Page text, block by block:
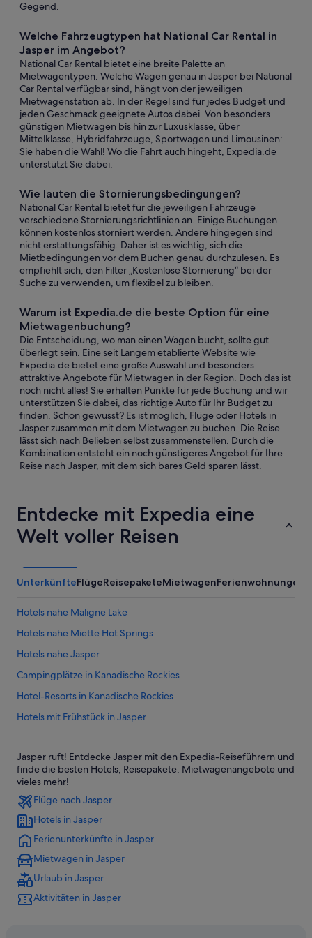
Gegend.
Welche Fahrzeugtypen hat National Car Rental in
Jasper im Angebot?
National Car Rental bietet eine breite Palette an
Mietwagentypen. Welche Wagen genau in Jasper bei National
Car Rental verfügbar sind, hängt von der jeweiligen
Mietwagenstation ab. In der Regel sind für jedes Budget und
jeden Geschmack geeignete Autos dabei. Von besonders
günstigen Mietwagen bis hin zur Luxusklasse, über
Mittelklasse, Hybridfahrzeuge, Sportwagen und Limousinen:
Sie haben die Wahl! Wo die Fahrt auch hingeht, Expedia.de
unterstützt Sie dabei.
Wie lauten die Stornierungsbedingungen?
National Car Rental bietet für die jeweiligen Fahrzeuge
verschiedene Stornierungsrichtlinien an. Einige Buchungen
können kostenlos storniert werden. Andere hingegen sind
nicht erstattungsfähig. Daher ist es wichtig, sich die
Mietbedingungen vor dem Buchen genau durchzulesen. Es
empfiehlt sich, den Filter „Kostenlose Stornierung“ bei der
Suche zu verwenden, um flexibel zu bleiben.
Warum ist Expedia.de die beste Option für eine
Mietwagenbuchung?
Die Entscheidung, wo man einen Wagen bucht, sollte gut
überlegt sein. Eine seit Langem etablierte Website wie
Expedia.de bietet eine große Auswahl und besonders
attraktive Angebote für Mietwagen in der Region. Doch das ist
noch nicht alles! Sie erhalten Punkte für jede Buchung und wir
unterstützen Sie dabei, das richtige Auto für Ihr Budget zu
finden. Schon gewusst? Es ist möglich, Flüge oder Hotels in
Jasper zusammen mit dem Mietwagen zu buchen. Die Reise
lässt sich nach Belieben selbst zusammenstellen. Durch die
Kombination entsteht ein noch günstigeres Angebot für Ihre
Reise nach Jasper, mit dem sich bares Geld sparen lässt.
Entdecke mit Expedia eine
Welt voller Reisen
UnterkünfteFlügeReisepaketeMietwagenFerienwohnungen
Hotels nahe Maligne Lake
Hotels nahe Miette Hot Springs
Hotels nahe Jasper
Campingplätze in Kanadische Rockies
Hotel-Resorts in Kanadische Rockies
Hotels mit Frühstück in Jasper
Hotels nahe Jasper-Nationalpark
Hotels mit Casino in Jasper
Hotels nahe Pyramid Lake
B&B in Jasper
Hotels mit Aussicht in Jasper
Historische in Kanadische Rockies
Cadomin Hotels
Historische in Jasper
Jasper ruft! Entdecke Jasper mit den Expedia-Reiseführern und
finde die besten Hotels, Reisepakete, Mietwagenangebote und
vieles mehr!
Flüge nach Jasper
Hotels in Jasper
Ferienunterkünfte in Jasper
Mietwagen in Jasper
Urlaub in Jasper
Aktivitäten in Jasper